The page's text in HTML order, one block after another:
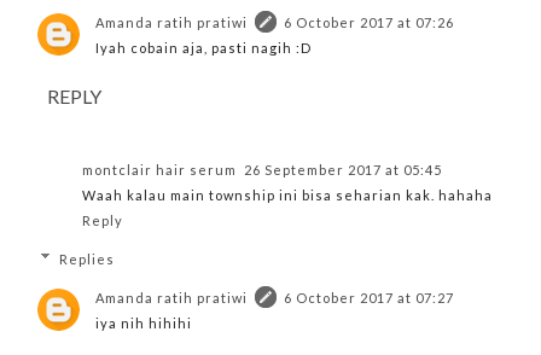
Amanda ratih pratiwi
6 October 2017 at 07:26
Iyah cobain aja, pasti nagih :D
REPLY
montclair hair serum
26 September 2017 at 05:45
Waah kalau main township ini bisa seharian kak. hahaha
Reply
Replies
Amanda ratih pratiwi
6 October 2017 at 07:27
iya nih hihihi